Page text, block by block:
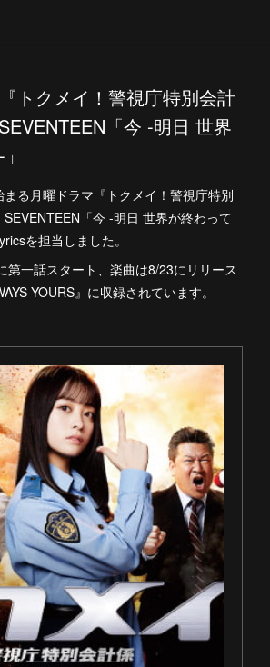
トクメイ！警視庁特別会計
「今 -明日 世界
る月曜ドラマ『トクメイ！警視庁特別
「今 -明日 世界が終わって
を担当しました。
第一話スタート、楽曲は8/23にリリース
YOURS』に収録されています。